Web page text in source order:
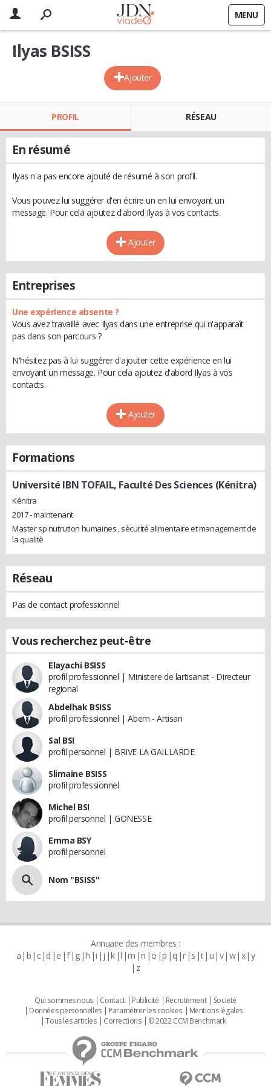
MENU
Ajouter
Ilyas BSISS
PROFIL RÉSEAU
En résumé
Ilyas n'a pas encore ajouté de résumé à son profil.
Vous pouvez lui suggérer d'en écrire un en lui envoyant un
message. Pour cela ajoutez d'abord Ilyas à vos contacts.
Ajouter
Entreprises
Une expérience absente ?
Vous avez travaillé avec Ilyas dans une entreprise qui n'apparaît
pas dans son parcours ?
N'hésitez pas à lui suggérer d'ajouter cette expérience en lui
envoyant un message. Pour cela ajoutez d'abord Ilyas à vos
contacts.
Ajouter
Formations
Université IBN TOFAIL, Faculté Des Sciences (Kénitra)
Kénitra
2017 - maintenant
Master sp nutrution humaines , sècurité alimentaire et management de
la qualitè
Réseau
Pas de contact professionnel
Vous recherchez peut-être
Elayachi BSISS
profil professionnel | Ministere de lartisanat - Directeur
regional
Abdelhak BSISS
profil professionnel | Abem - Artisan
Sal BSI
profil personnel | BRIVE LA GAILLARDE
Slimaine BSISS
profil professionnel
Michel BSI
profil personnel | GONESSE
Emma BSY
profil personnel
Nom "BSISS"
Annuaire des membres :
a b c d e f g h i j k l m n o p q r s t u v w x y
z
Qui sommes nous Contact Publicité Recrutement
Societé
Données personnelles
Paramétrer les cookies
Mentions légales
Tous les articles
Corrections © 2022 CCM Benchmark